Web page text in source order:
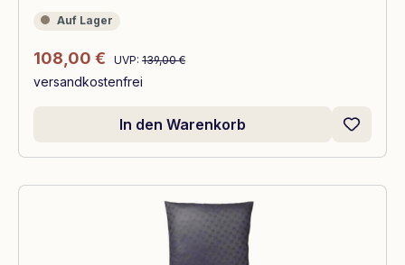
Auf Lager
Auf Lager
Verkaufspreis:
108,00 € Regulärer Preis:
UVP: 139,00 €
versandkostenfrei
In den Warenkorb